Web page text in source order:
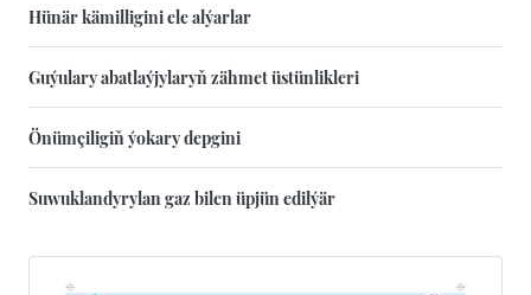
Hünär kämilligini ele alýarlar
Guýulary abatlaýjylaryň zähmet üstünlikleri
Önümçiligiň ýokary depgini
Suwuklandyrylan gaz bilen üpjün edilýär